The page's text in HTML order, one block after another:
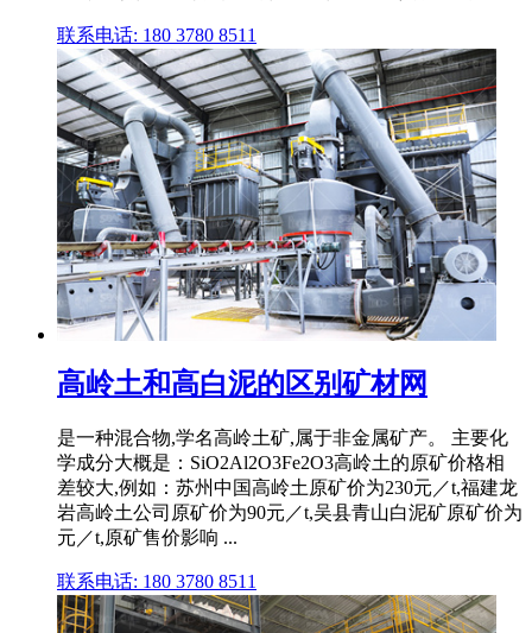
联系电话: 180 3780 8511
高岭土和高白泥的区别矿材网
是一种混合物,学名高岭土矿,属于非金属矿产。 主要化
学成分大概是：SiO2Al2O3Fe2O3高岭土的原矿价格相
差较大,例如：苏州中国高岭土原矿价为230元／t,福建龙
岩高岭土公司原矿价为90元／t,吴县青山白泥矿原矿价为
元／t,原矿售价影响 ...
联系电话: 180 3780 8511